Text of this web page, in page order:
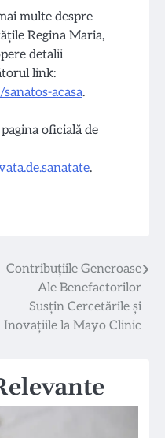
multe despre
Regina Maria,
detalii
link:
acasa.
oficială de
.
Contribuțiile Generoase
Ale Benefactorilor
Susțin Cercetările și
Inovațiile la Mayo Clinic